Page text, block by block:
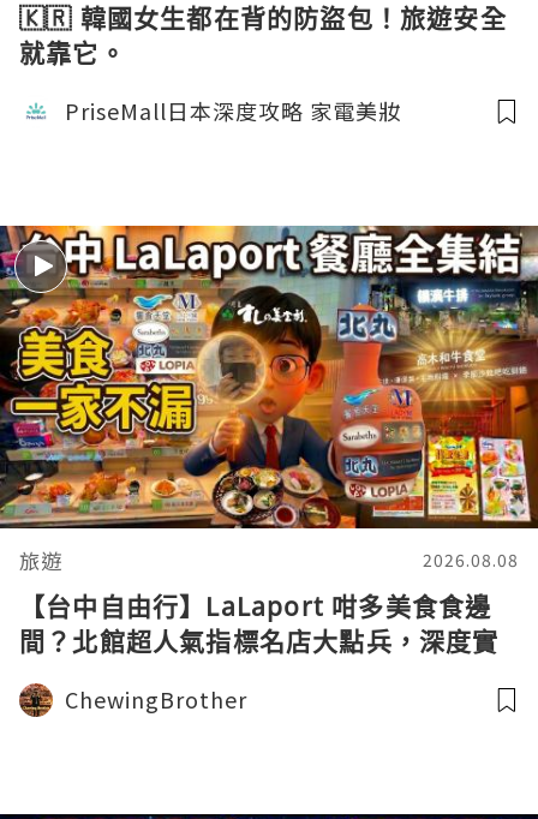
🇰🇷 韓國女生都在背的防盜包！旅遊安全
就靠它。
PriseMall日本深度攻略 家電美妝
旅遊 2026.08.08
【台中自由行】LaLaport 咁多美食食邊
間？北館超人氣指標名店大點兵，深度實
測日本直送「北丸」職人料理與南館
LOPIA 超市神級熟食區！
ChewingBrother